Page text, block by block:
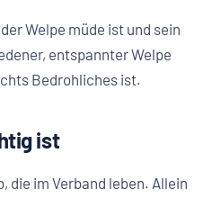
Welpe müde ist und sein
entspannter Welpe
Bedrohliches ist.
ist
die im Verband leben. Allein